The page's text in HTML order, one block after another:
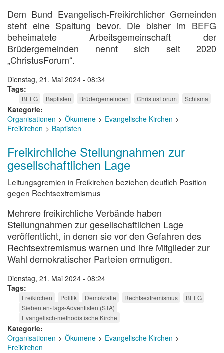
Dem Bund Evangelisch-Freikirchlicher Gemeinden
steht eine Spaltung bevor. Die bisher im BEFG
beheimatete Arbeitsgemeinschaft der
Brüdergemeinden nennt sich seit 2020
„ChristusForum“.
Dienstag, 21. Mai 2024 - 08:34
Tags
BEFG Baptisten Brüdergemeinden ChristusForum Schisma
Kategorie
Organisationen
Ökumene
Evangelische Kirchen
Freikirchen
Baptisten
Freikirchliche Stellungnahmen zur
gesellschaftlichen Lage
Leitungsgremien in Freikirchen beziehen deutlich Position
gegen Rechtsextremismus
Mehrere freikirchliche Verbände haben
Stellungnahmen zur gesellschaftlichen Lage
veröffentlicht, in denen sie vor den Gefahren des
Rechtsextremismus warnen und ihre Mitglieder zur
Wahl demokratischer Parteien ermutigen.
Dienstag, 21. Mai 2024 - 08:24
Tags
Freikirchen Politik Demokratie Rechtsextremismus
BEFG
Siebenten-Tags-Adventisten (STA)
Evangelisch-methodistische Kirche
Kategorie
Organisationen
Ökumene
Evangelische Kirchen
Freikirchen